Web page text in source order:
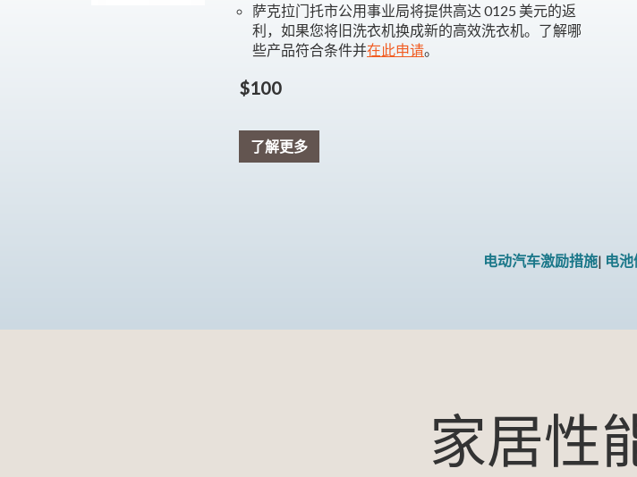
萨克拉门托市公用事业局将提供高达 0125 美元的返
利，如果您将旧洗衣机换成新的高效洗衣机。了解哪
些产品符合条件并在此申请。
$100
了解更多
电动汽车激励措施| 电
家居性